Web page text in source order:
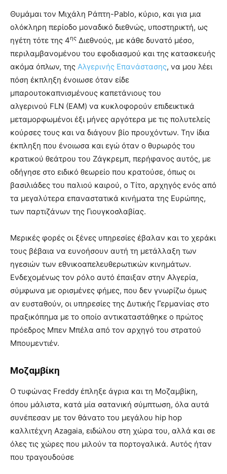
Θυμάμαι τον Μιχάλη Ράπτη-Pablo, κύριο, και για μια
ολόκληρη περίοδο μοναδικό διεθνώς, υποστηρικτή, ως
ηγέτη τότε της 4ης Διεθνούς, με κάθε δυνατό μέσο,
περιλαμβανομένου του εφοδιασμού και της κατασκευής
ακόμα όπλων, της Αλγερινής Επανάστασης, να μου λέει
πόση έκπληξη ένοιωσε όταν είδε
μπαρουτοκαπνισμένους καπετάνιους του
αλγερινού FLN (ΕΑΜ) να κυκλοφορούν επιδεικτικά
μεταμορφωμένοι έξι μήνες αργότερα με τις πολυτελείς
κούρσες τους και να διάγουν βίο προυχόντων. Την ίδια
έκπληξη που ένοιωσα και εγώ όταν ο θυρωρός του
κρατικού θεάτρου του Ζάγκρεμπ, περήφανος αυτός, με
οδήγησε στο ειδικό θεωρείο που κρατούσε, όπως οι
βασιλιάδες του παλιού καιρού, ο Τίτο, αρχηγός ενός από
τα μεγαλύτερα επαναστατικά κινήματα της Ευρώπης,
των παρτιζάνων της Γιουγκοσλαβίας.
Μερικές φορές οι ξένες υπηρεσίες έβαλαν και το χεράκι
τους βέβαια να ευνοήσουν αυτή τη μετάλλαξη των
ηγεσιών των εθνικοαπελευθερωτικών κινημάτων.
Ενδεχομένως τον ρόλο αυτό έπαιξαν στην Αλγερία,
σύμφωνα με ορισμένες φήμες, που δεν γνωρίζω όμως
αν ευσταθούν, οι υπηρεσίες της Δυτικής Γερμανίας στο
πραξικόπημα με το οποίο αντικαταστάθηκε ο πρώτος
πρόεδρος Μπεν Μπέλα από τον αρχηγό του στρατού
Μπουμεντιέν.
Μοζαμβίκη
Ο τυφώνας Freddy έπληξε άγρια και τη Μοζαμβίκη,
όπου μάλιστα, κατά μία σατανική σύμπτωση, όλα αυτά
συνέπεσαν με τον θάνατο του μεγάλου hip hop
καλλιτέχνη Azagaia, ειδώλου στη χώρα του, αλλά και σε
όλες τις χώρες που μιλούν τα πορτογαλικά. Αυτός ήταν
που τραγουδούσε